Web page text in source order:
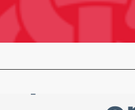
de goleada.Como é